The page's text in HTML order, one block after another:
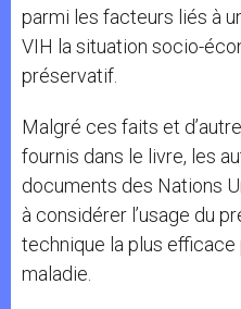
parmi les facteurs liés à
VIH la situation socio-
préservatif.
Malgré ces faits et
fournis dans le livre, les
documents des Nations
à considérer l’usage du
technique la plus
maladie.